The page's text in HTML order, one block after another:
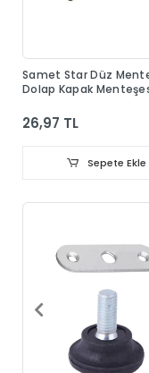
Samet Star Düz
Dolap Kapak
26,97 TL
Sepete Ekle